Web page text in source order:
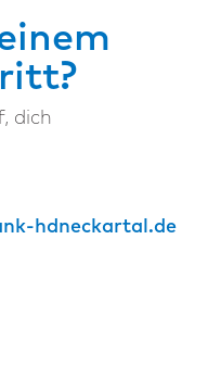
dich
hdneckartal.de